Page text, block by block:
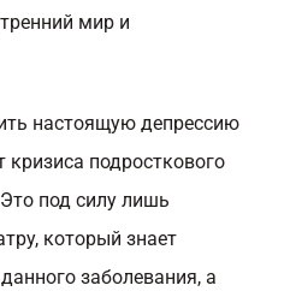
мир и
настоящую депрессию
кризиса подросткового
под силу лишь
который знает
заболевания, а